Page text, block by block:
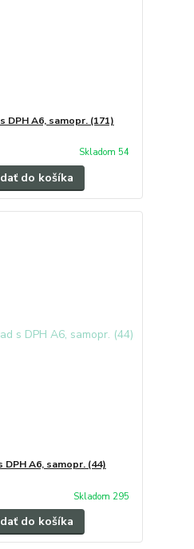
DPH A6, samopr. (171)
Skladom 54
do košíka
A6, samopr. (44)
Skladom 295
do košíka